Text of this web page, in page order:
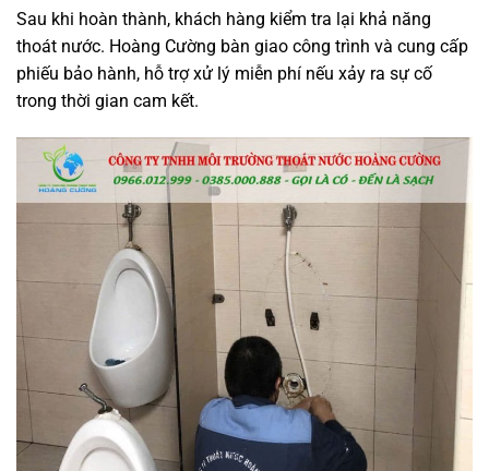
Sau khi hoàn thành, khách hàng kiểm tra lại khả năng
thoát nước. Hoàng Cường bàn giao công trình và cung cấp
phiếu bảo hành, hỗ trợ xử lý miễn phí nếu xảy ra sự cố
trong thời gian cam kết.